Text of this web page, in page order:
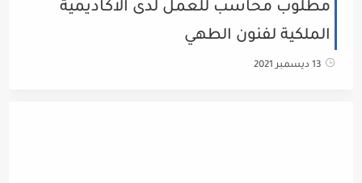
مطلوب محاسب للعمل لدى الاكاديمية
الملكية لفنون الطهي
13 ديسمبر 2021